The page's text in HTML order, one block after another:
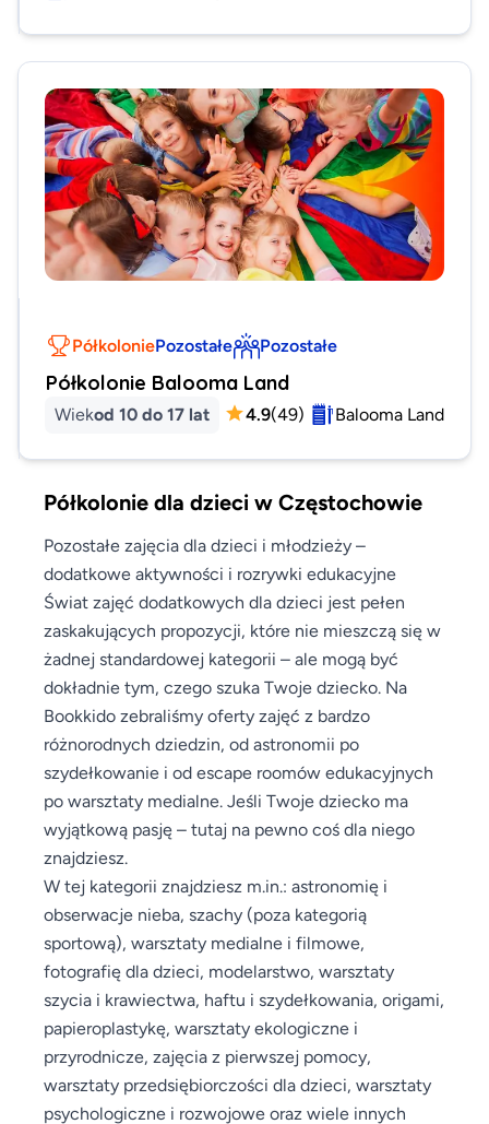
PółkoloniePozostałe Pozostałe
Półkolonie Balooma Land
Wiekod 10 do 17 lat 4.9(49) Balooma Land
Półkolonie dla dzieci w Częstochowie
Pozostałe zajęcia dla dzieci i młodzieży –
dodatkowe aktywności i rozrywki edukacyjne
Świat zajęć dodatkowych dla dzieci jest pełen
zaskakujących propozycji, które nie mieszczą się w
żadnej standardowej kategorii – ale mogą być
dokładnie tym, czego szuka Twoje dziecko. Na
Bookkido zebraliśmy oferty zajęć z bardzo
różnorodnych dziedzin, od astronomii po
szydełkowanie i od escape roomów edukacyjnych
po warsztaty medialne. Jeśli Twoje dziecko ma
wyjątkową pasję – tutaj na pewno coś dla niego
znajdziesz.
W tej kategorii znajdziesz m.in.: astronomię i
obserwacje nieba, szachy (poza kategorią
sportową), warsztaty medialne i filmowe,
fotografię dla dzieci, modelarstwo, warsztaty
szycia i krawiectwa, haftu i szydełkowania, origami,
papieroplastykę, warsztaty ekologiczne i
przyrodnicze, zajęcia z pierwszej pomocy,
warsztaty przedsiębiorczości dla dzieci, warsztaty
psychologiczne i rozwojowe oraz wiele innych